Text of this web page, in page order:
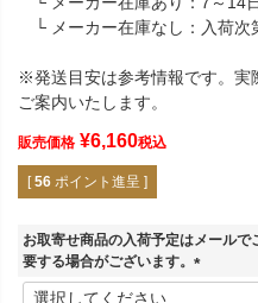
└ メーカー在庫なし：入荷次
※発送目安は参考情報です。実
ご案内いたします。
販売価格 ¥6,160税込
[ 56 ポイント進呈 ]
お取寄せ商品の入荷予定はメール
要する場合がございます。
(